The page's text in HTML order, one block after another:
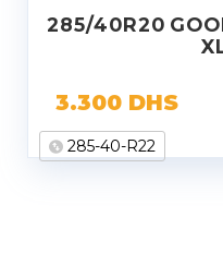
285/40R20
3.300 DHS
285-40-R22